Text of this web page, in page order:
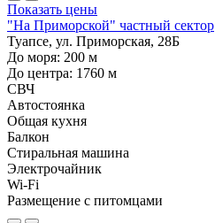
Показать цены
"На Приморской" частный сектор
Туапсе, ул. Приморская, 28Б
До моря: 200 м
До центра: 1760 м
СВЧ
Автостоянка
Общая кухня
Балкон
Стиральная машина
Электрочайник
Wi-Fi
Размещение с питомцами